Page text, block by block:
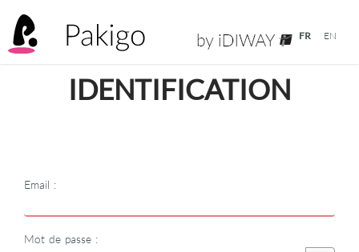
FR EN
IDENTIFICATION
Email :
Mot de passe :